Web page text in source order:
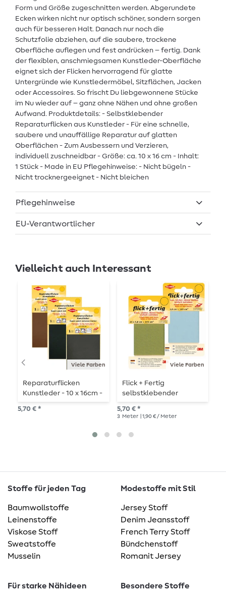
Form und Größe zugeschnitten werden. Abgerundete
Ecken wirken nicht nur optisch schöner, sondern sorgen
auch für besseren Halt. Danach nur noch die
Schutzfolie abziehen, auf die saubere, trockene
Oberfläche auflegen und fest andrücken – fertig. Dank
der flexiblen, anschmiegsamen Kunstleder-Oberfläche
eignet sich der Flicken hervorragend für glatte
Untergründe wie Kunstledermöbel, Sitzflächen, Jacken
oder Accessoires. So frischt Du liebgewonnene Stücke
im Nu wieder auf – ganz ohne Nähen und ohne großen
Aufwand. Produktdetails: - Selbstklebender
Reparaturflicken aus Kunstleder - Für eine schnelle,
saubere und unauffällige Reparatur auf glatten
Oberflächen - Zum Ausbessern und Verzieren,
individuell zuschneidbar - Größe: ca. 10 x 16 cm - Inhalt:
1 Stück - Made in EU Pflegehinweise: - Nicht bügeln -
Nicht trocknergeeignet - Nicht bleichen
Pflegehinweise
EU-Verantwortlicher
Vielleicht auch Interessant
Viele Farben
Reparaturflicken
Kunstleder - 10 x 16cm -
selbstklebend
5,70 € *
Viele Farben
Flick + Fertig
selbstklebender
Reparaturflicken 5,8 x 25
cm
5,70 € *
3 Meter | 1,90 € / Meter
Stoffe für jeden Tag
Baumwollstoffe
Leinenstoffe
Viskose Stoff
Sweatstoffe
Musselin
Modestoffe mit Stil
Jersey Stoff
Denim Jeansstoff
French Terry Stoff
Bündchenstoff
Romanit Jersey
Für starke Nähideen Besondere Stoffe